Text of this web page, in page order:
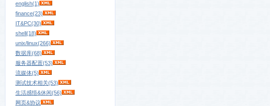
english(1)
finance(23)
IT&PC(30)
shell(18)
unix/linux(266)
数据库(68)
服务器配置(53)
流媒体(5)
测试技术相关(53)
生活感悟&休闲(56)
网页&协议